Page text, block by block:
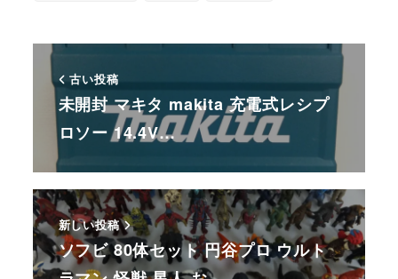
古い投稿
未開封 マキタ makita 充電式レシプ
ロソー 14.4V…
新しい投稿
ソフビ 80体セット 円谷プロ ウルト